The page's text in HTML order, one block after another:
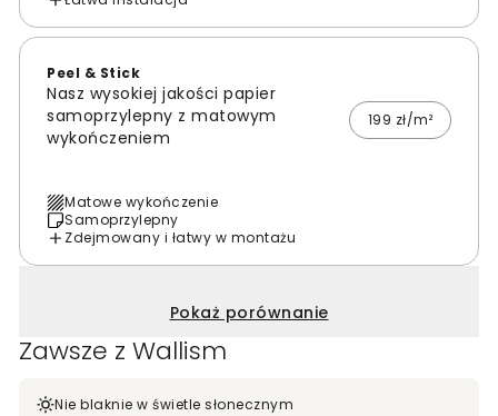
Peel & Stick
Nasz wysokiej jakości papier
samoprzylepny z matowym
wykończeniem
199 zł/m²
Matowe wykończenie
Samoprzylepny
Zdejmowany i łatwy w montażu
Pokaż porównanie
Zawsze z Wallism
Nie blaknie w świetle słonecznym